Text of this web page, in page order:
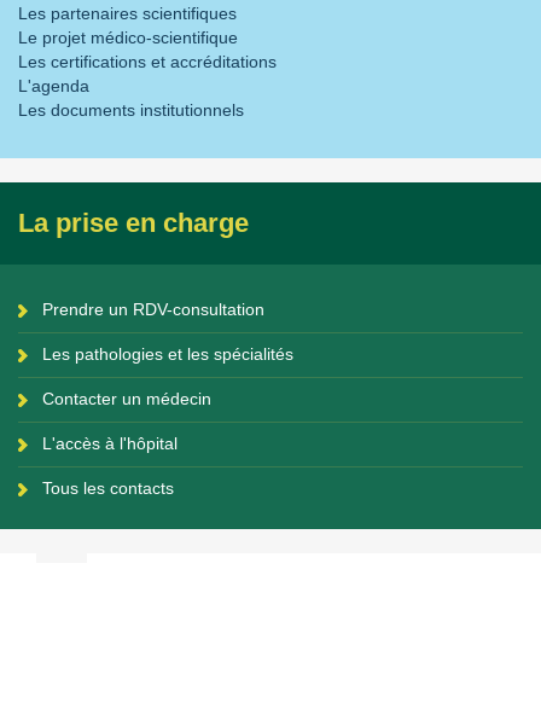
Les partenaires scientifiques
Le projet médico-scientifique
Les certifications et accréditations
L'agenda
Les documents institutionnels
La prise en charge
Prendre un RDV-consultation
Les pathologies et les spécialités
Contacter un médecin
L'accès à l'hôpital
Tous les contacts